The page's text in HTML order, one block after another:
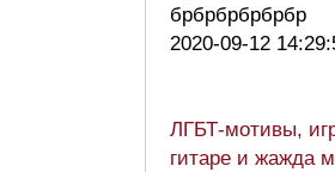
брбрбрбрбрбр
2020-09-12
ЛГБТ-мотивы,
гитаре и жажда